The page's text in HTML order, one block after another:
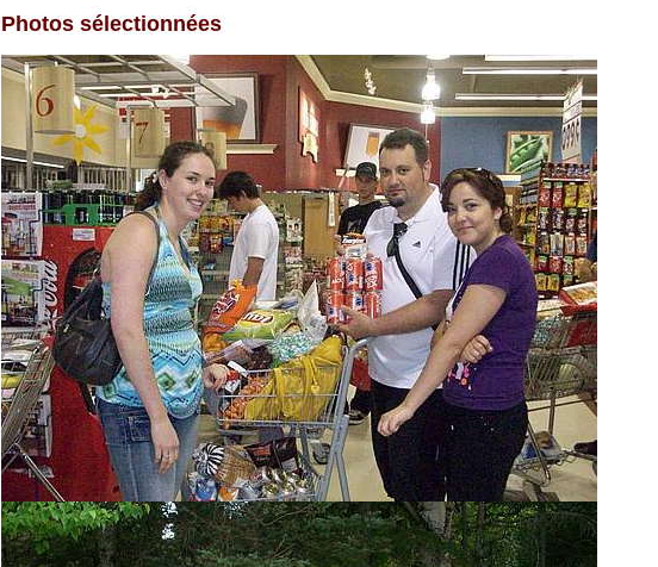
Photos sélectionnées